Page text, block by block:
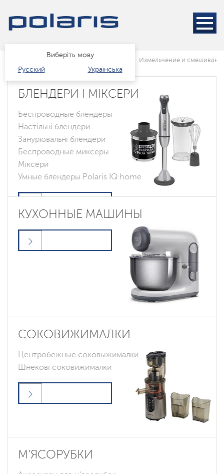
Виберіть мову
Русский
Українська
Каталог Техніка для кухні Измельчение и
БЛЕНДЕРИ І МІКСЕРИ
Беспроводные блендеры
Настільні блендери
Занурювальні блендери
Беспроводные миксеры
Міксери
Умные блендеры Polaris IQ home
КУХОННЫЕ МАШИНЫ
СОКОВИЖИМАЛКИ
Центробежные соковыжималки
Шнекові соковижималки
М'ЯСОРУБКИ